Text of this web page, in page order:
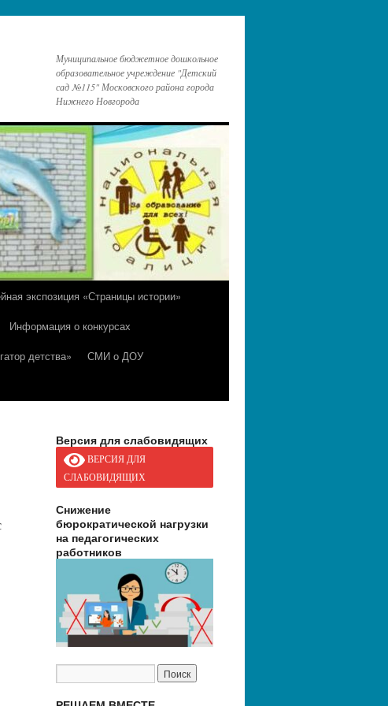
Муниципальное бюджетное дошкольное
образовательное учреждение "Детский
сад №115" Московского района города
Нижнего Новгорода
экспозиция «Страницы истории»
Информация о конкурсах
детства»
СМИ о ДОУ
Версия для слабовидящих
ВЕРСИЯ ДЛЯ
СЛАБОВИДЯЩИХ
Снижение
бюрократической нагрузки
на педагогических
работников